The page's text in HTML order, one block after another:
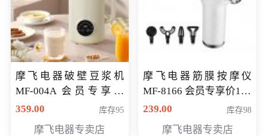
摩飞电器破壁豆浆机
MF-004A 会员专享价
168元
359.00 库存95
摩飞电器专卖店
摩飞电器筋膜按摩仪
MF-8166 会员专享价168
元
239.00 库存98
摩飞电器专卖店